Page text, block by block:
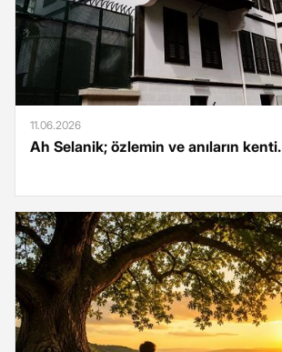
11.06.2026
Ah Selanik; özlemin ve anıların kenti.